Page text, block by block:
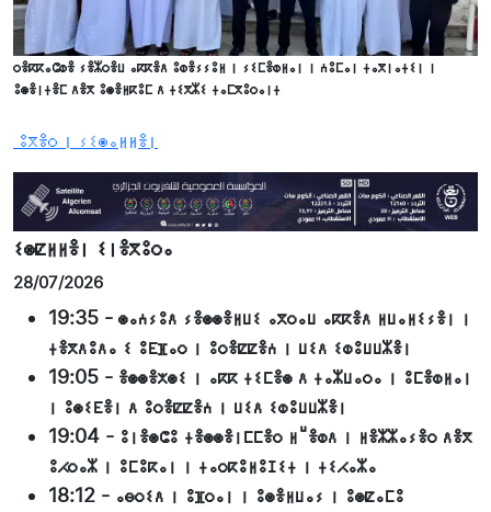
ⵔⴻⴽⴽⴰⵛⵀⴻ ⵢⴻⵣⵔⴻⵡ ⴰⴽⴽⴻⴷ ⵓⵀⴻⵢⵢⵓⵍ ⵏ ⵢⵉⵎⴻⵀⵍⴰⵏ ⵏ ⵄⵓⵎⴰⵏ ⵜⴰⴳⵏⴰⵜⵉⵏ ⵏ
ⵓⵙⴻⵏⵜⴻⵎ ⴷⴻⴳ ⵓⵙⴻⵍⴽⵓⵎ ⴷ ⵜⵉⴳⵣⵉ ⵜⴰⵎⴳⵓⵔⴰⵏⵜ
ⵓⴳⴻⵔ ⵏ ⵢⵉⵙⴰⵍⵍⴻⵏ
ⵉⵙⵇⵍⵍⴻⵏ ⵉⵏⴻⴳⵓⵔⴰ
28/07/2026
19:35 - ⵙⴰⵄⵢⵓⴷ ⵢⴻⵙⵙⴻⵍⵡⵉ ⴰⴳⵔⴰⵡ ⴰⴽⴽⴻⴷ ⵍⵡⴰⵍⵉⵢⴻⵏ ⵏ
ⵜⴻⴳⴷⵓⴷⴰ ⵉ ⵓⴹⴼⴰⵔ ⵏ ⵓⵔⴻⵇⵇⴻⵄ ⵏ ⵡⵉⴷ ⵉⵀⵓⵡⵡⵣⴻⵏ
19:05 - ⴻⵙⵙⴻⵅⵙⵉ ⵏ ⴰⴽⴽ ⵜⵉⵎⴻⵙ ⴷ ⵜⴰⵣⵡⴰⵔⴰ ⵏ ⵓⵎⴻⵀⵍⴰⵏ
ⵏ ⵓⵙⵉⴹⴻⵏ ⴷ ⵓⵔⴻⵇⵇⴻⵄ ⵏ ⵡⵉⴷ ⵉⵀⵓⵡⵡⵣⴻⵏ
19:04 - ⵓⵏⴻⵙⵛⵓ ⵜⴻⵙⵙⴻⵏⵎⵎⴻⵔ ⵍⵯⴻⵀⴷ ⵏ ⵍⴻⵣⵣⴰⵢⴻⵔ ⴷⴻⴳ
ⵓⵃⵔⴰⵣ ⵏ ⵓⵎⵓⴽⴰⵏ ⵏ ⵜⴰⵔⴽⵓⵍⵓⵊⵉⵜ ⵏ ⵜⵉⵃⴰⵣⴰ
18:12 - ⴰⴱⵔⵉⴷ ⵏ ⵓⴼⵔⴰⵏ ⵏ ⵓⵙⴻⵍⵡⴰⵢ ⵏ ⵓⵙⵇⴰⵎⵓ